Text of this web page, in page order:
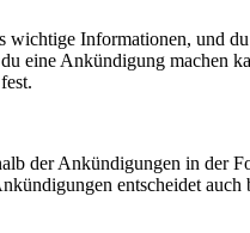
wichtige Informationen, und
eine Ankündigung machen
der Ankündigungen in der
entscheidet